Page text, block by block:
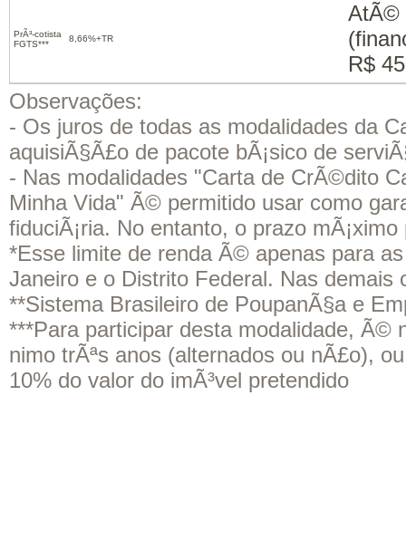
PrÃ³-cotista
FGTS***
8,66%+TR
AtÃ©
R$
Observações:
- Os juros de todas as modalidades da
aquisiÃ§Ã£o de pacote bÃ¡sico de
- Nas modalidades "Carta de CrÃ©dito
Minha Vida" Ã© permitido usar como
fiduciÃ¡ria. No entanto, o prazo
*Esse limite de renda Ã© apenas para
Janeiro e o Distrito Federal. Nas
**Sistema Brasileiro de PoupanÃ§a e
***Para participar desta modalidade,
nimo trÃªs anos (alternados ou nÃ£o),
10% do valor do imÃ³vel pretendido